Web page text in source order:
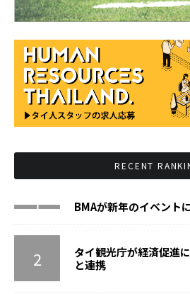
RECENT
BMAが新年のイベント
タイ観光庁が経済促進
と連携